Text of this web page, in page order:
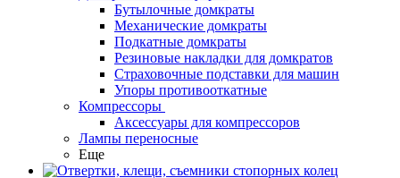
Бутылочные домкраты
Механические домкраты
Подкатные домкраты
Резиновые накладки для домкратов
Страховочные подставки для машин
Упоры противооткатные
Компрессоры
Аксессуары для компрессоров
Лампы переносные
Еще